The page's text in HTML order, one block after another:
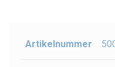
Artikelnummer